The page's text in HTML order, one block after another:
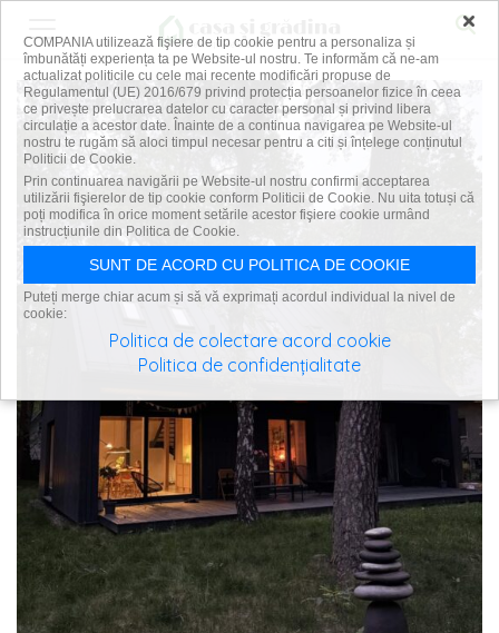
×
COMPANIA utilizează fişiere de tip cookie pentru a personaliza și
îmbunătăți experiența ta pe Website-ul nostru. Te informăm că ne-am
actualizat politicile cu cele mai recente modificări propuse de
Regulamentul (UE) 2016/679 privind protecția persoanelor fizice în ceea
ce privește prelucrarea datelor cu caracter personal și privind libera
circulație a acestor date. Înainte de a continua navigarea pe Website-ul
nostru te rugăm să aloci timpul necesar pentru a citi și înțelege conținutul
Politicii de Cookie.
Prin continuarea navigării pe Website-ul nostru confirmi acceptarea
utilizării fişierelor de tip cookie conform Politicii de Cookie. Nu uita totuși că
poți modifica în orice moment setările acestor fişiere cookie urmând
instrucțiunile din Politica de Cookie.
SUNT DE ACORD CU POLITICA DE COOKIE
Puteți merge chiar acum și să vă exprimați acordul individual la nivel de
cookie:
Politica de colectare acord cookie
Politica de confidențialitate